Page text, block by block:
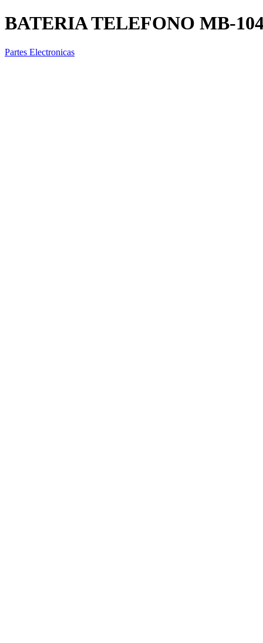
BATERIA TELEFONO MB-
Partes Electronicas